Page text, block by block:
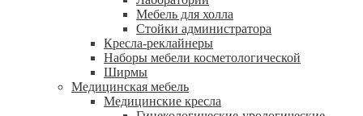
Мебель для холла
Стойки администратора
Кресла-реклайнеры
Наборы мебели косметологической
Ширмы
Медицинская мебель
Медицинские кресла